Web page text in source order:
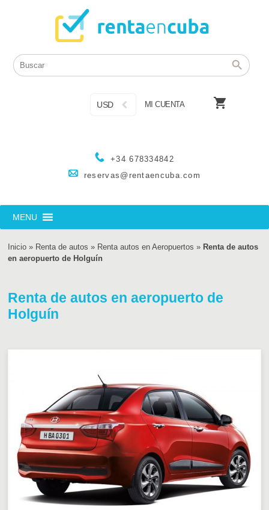
+34 678334842
reservas@rentaencuba.com
USD MI CUENTA 
MENU
Inicio » Renta de autos » Renta autos en Aeropuertos » Renta de autos
en aeropuerto de Holguín
Renta de autos en aeropuerto de
Holguín